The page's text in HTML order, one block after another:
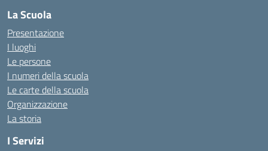
La Scuola
Presentazione
I luoghi
Le persone
I numeri della scuola
Le carte della scuola
Organizzazione
La storia
I Servizi